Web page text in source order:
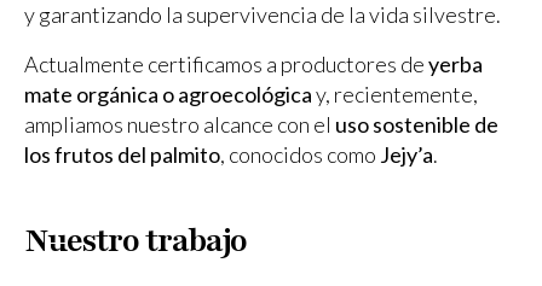
y garantizando la supervivencia de la vida silvestre.
Actualmente certificamos a productores deyerba
mate orgánica o agroecológicay, recientemente,
ampliamos nuestro alcance con el uso sostenible de
los frutos del palmito, conocidos como Jejy’a.
Nuestro trabajo